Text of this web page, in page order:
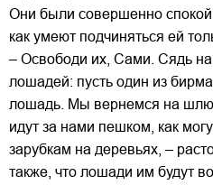
Они были совершенно
как умеют подчиняться ей
– Освободи их, Сами. Сядь
лошадей: пусть один из
лошадь. Мы вернемся на
идут за нами пешком, как
зарубкам на деревьях, –
также, что лошади им будут